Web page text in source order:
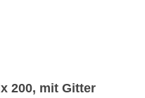
200, mit Gitter